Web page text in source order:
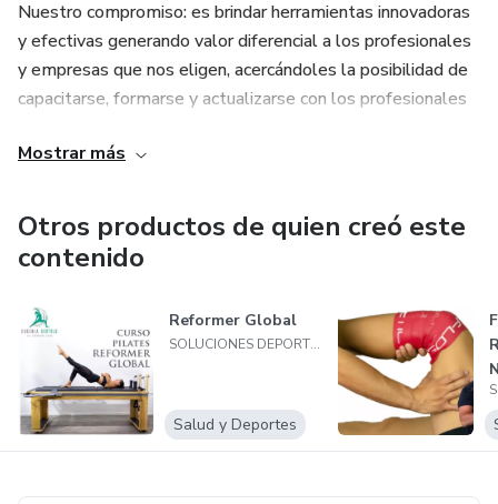
Nuestro compromiso: es brindar herramientas innovadoras
y efectivas generando valor diferencial a los profesionales
y empresas que nos eligen, acercándoles la posibilidad de
capacitarse, formarse y actualizarse con los profesionales
tiene un impacto en la sociedad, apoyamos y trabajamos
en la profesionalización de los agentes de salud.
Mostrar más
Otros productos de quien creó este
contenido
Reformer Global
SOLUCIONES DEPORTIVAS S.R.L.
Salud y Deportes